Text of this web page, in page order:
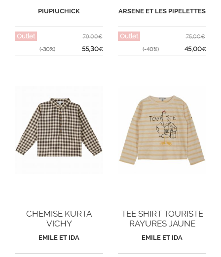
PIUPIUCHICK
Outlet
(-30%)
79,00€
55,30€
ARSENE ET LES PIPELETTES
Outlet
(-40%)
75,00€
45,00€
CHEMISE KURTA
VICHY
EMILE ET IDA
TEE SHIRT TOURISTE
RAYURES JAUNE
EMILE ET IDA